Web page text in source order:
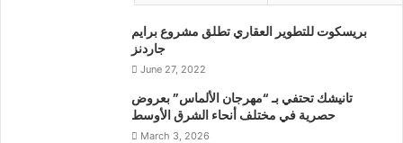
ويُعد “بين” المشروع الرئيسي لشركة أورا للتطوير العقاري في
دولة الإمارات، وتم تصميمه للمساهمة في ترسيخ مكانة غنتوت
بريسكوت للتطوير العقاري تطلق مشروع برايم
جاردنز
June 27, 2022
تانيشك تحتفي بـ “مهرجان الألماس” بعروض
حصرية في مختلف أنحاء الشرق الأوسط
March 3, 2026